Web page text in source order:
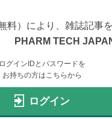
料）により、雑誌記事
PHARM TECH
ログインIDとパスワードを
お持ちの方はこちらから
ログイン